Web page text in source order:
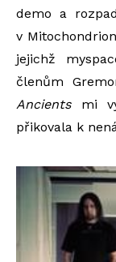
demo a
v
jejichž
členům
Ancientsmi
přikovala k